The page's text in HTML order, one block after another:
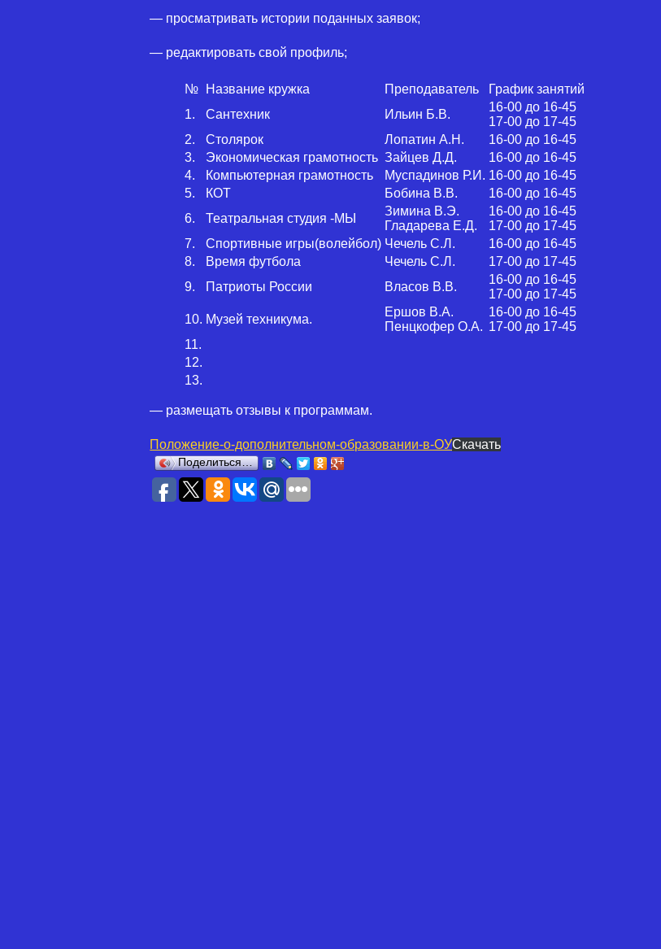
— просматривать истории поданных заявок;
— редактировать свой профиль;
№ Название кружка Преподаватель
График занятий
1.
Сантехник Ильин Б.В.
16-00 до 16-45
17-00 до 17-45
2.
Столярок Лопатин А.Н.
16-00 до 16-45
3.
Экономическая грамотность Зайцев Д.Д.
16-00 до 16-45
4.
Компьютерная грамотность Муспадинов Р.И. 16-00 до 16-45
5.
КОТ Бобина В.В.
16-00 до 16-45
6.
Театральная студия -МЫ
Зимина В.Э.
Гладарева Е.Д.
16-00 до 16-45
17-00 до 17-45
7.
Спортивные игры(волейбол) Чечель С.Л.
16-00 до 16-45
8.
Время футбола Чечель С.Л.
17-00 до 17-45
9.
Патриоты России Власов В.В.
16-00 до 16-45
17-00 до 17-45
10. Музей техникума.
Ершов В.А.
Пенцкофер О.А.
16-00 до 16-45
17-00 до 17-45
11.
12.
13.
— размещать отзывы к программам.
Положение-о-дополнительном-образовании-в-ОУСкачать
Поделиться…